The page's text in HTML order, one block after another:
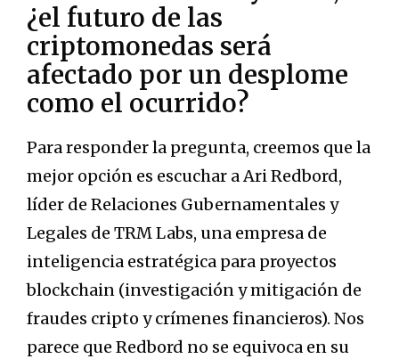
¿el futuro de las
criptomonedas será
afectado por un desplome
como el ocurrido?
Para responder la pregunta, creemos que la
mejor opción es escuchar a Ari Redbord,
líder de Relaciones Gubernamentales y
Legales de TRM Labs, una empresa de
inteligencia estratégica para proyectos
blockchain (investigación y mitigación de
fraudes cripto y crímenes financieros). Nos
parece que Redbord no se equivoca en su